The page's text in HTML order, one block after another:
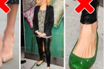
insensibilidade da parte dos